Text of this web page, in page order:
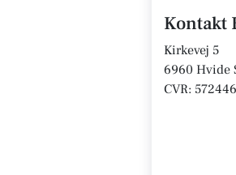
Kontakt
Kirkevej 5
6960 Hvide
CVR: